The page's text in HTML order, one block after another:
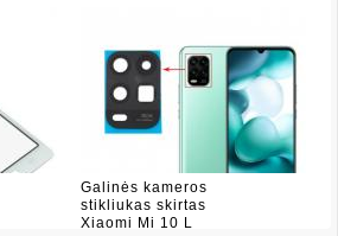
Galinės kameros
stikliukas skirtas
Xiaomi Mi 10 L